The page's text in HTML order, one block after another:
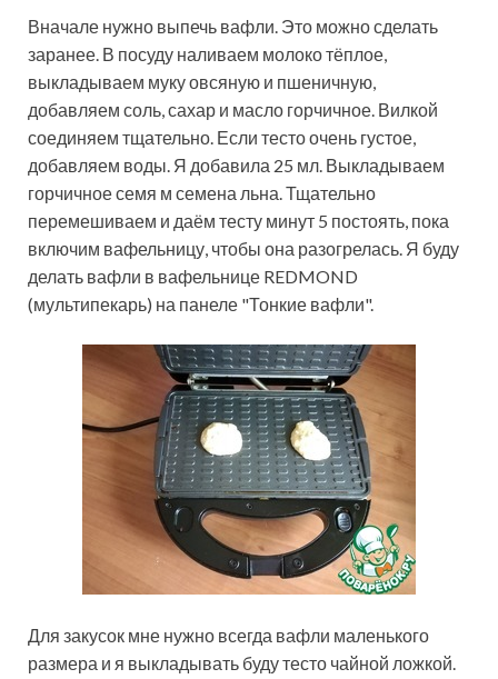
Вначале нужно выпечь вафли. Это можно сделать
заранее. В посуду наливаем молоко тёплое,
выкладываем муку овсяную и пшеничную,
добавляем соль, сахар и масло горчичное. Вилкой
соединяем тщательно. Если тесто очень густое,
добавляем воды. Я добавила 25 мл. Выкладываем
горчичное семя м семена льна. Тщательно
перемешиваем и даём тесту минут 5 постоять, пока
включим вафельницу, чтобы она разогрелась. Я буду
делать вафли в вафельнице REDMOND
(мультипекарь) на панеле "Тонкие вафли".
Для закусок мне нужно всегда вафли маленького
размера и я выкладывать буду тесто чайной ложкой.